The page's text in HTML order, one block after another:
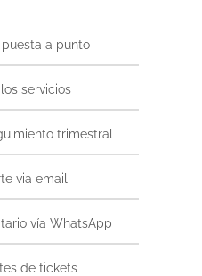
puesta a punto
servicios
trimestral
via email
vía WhatsApp
de tickets